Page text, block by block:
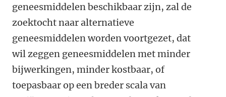
geneesmiddelen beschikbaar zijn, zal de
zoektocht naar alternatieve
geneesmiddelen worden voortgezet, dat
wil zeggen geneesmiddelen met minder
bijwerkingen, minder kostbaar, of
toepasbaar op een breder scala van